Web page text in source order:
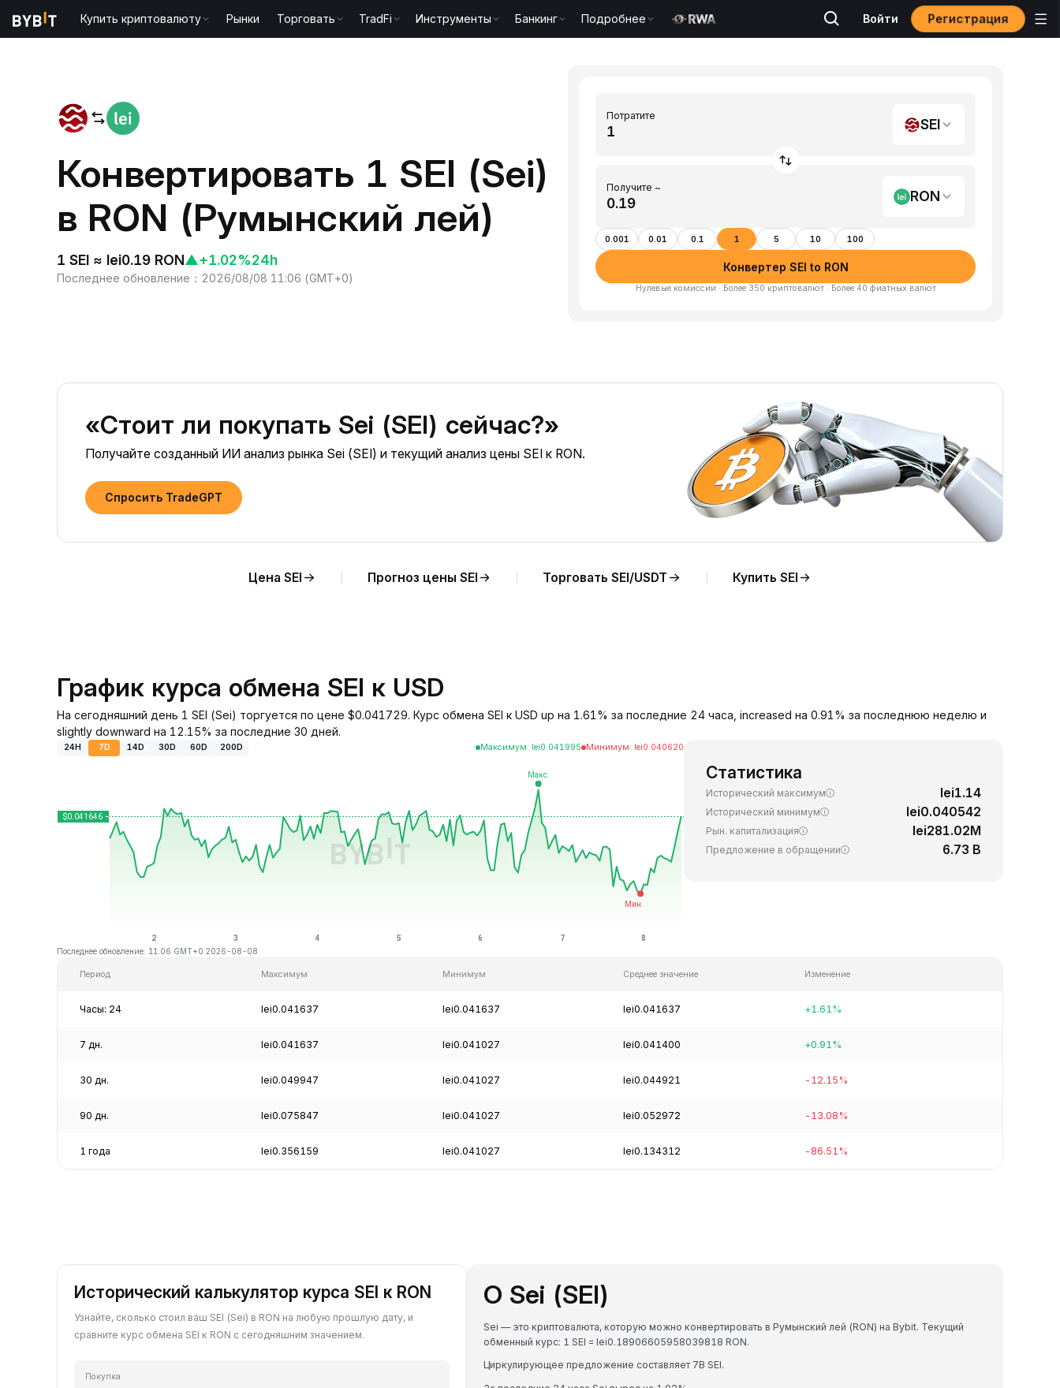
Купить криптовалюту Рынки Торговать TradFi Инструменты Банкинг Подробнее Войти Регистрация
Конвертировать 1 SEI (Sei)
в RON (Румынский лей)
1 SEI ≈ lei0.19 RON▲+1.02%24h
Последнее обновление ： 2026/08/08 11:06 (GMT+0)
Потратите
SEI
Получите ~
RON
0.001 0.01 0.1 1 5 10 100
Конвертер SEI to RON
Нулевые комиссии · Более 350 криптовалют · Более 40 фиатных валют
«Стоит ли покупать Sei (SEI) сейчас?»
Получайте созданный ИИ анализ рынка Sei (SEI) и текущий анализ цены SEI к RON.
Спросить TradeGPT
Цена SEI Прогноз цены SEI Торговать SEI/USDT Купить SEI
График курса обмена SEI к USD
На сегодняшний день 1 SEI (Sei) торгуется по цене $0.041729. Курс обмена SEI к USD up на 1.61% за последние 24 часа, increased на 0.91% за последнюю неделю и
slightly downward на 12.15% за последние 30 дней.
24H 7D 14D 30D 60D 200D Максимум: lei0.041995 Минимум: lei0.040620
Последнее обновление: 11:06 GMT+0 2026-08-08
Статистика
Исторический максимум lei1.14
Исторический минимум lei0.040542
Рын. капитализация lei281.02M
Предложение в обращении 6.73 B
Период Максимум Минимум Среднее значение Изменение
Часы: 24 lei0.041637 lei0.041637 lei0.041637 +1.61%
7 дн. lei0.041637 lei0.041027 lei0.041400 +0.91%
30 дн. lei0.049947 lei0.041027 lei0.044921 -12.15%
90 дн. lei0.075847 lei0.041027 lei0.052972 -13.08%
1 года lei0.356159 lei0.041027 lei0.134312 -86.51%
Исторический калькулятор курса SEI к RON
Узнайте, сколько стоил ваш SEI (Sei) в RON на любую прошлую дату, и
сравните курс обмена SEI к RON с сегодняшним значением.
Покупка
О Sei (SEI)
Sei — это криптовалюта, которую можно конвертировать в Румынский лей (RON) на Bybit. Текущий
обменный курс: 1 SEI = lei0.18906605958039818 RON.
Циркулирующее предложение составляет 7B SEI.